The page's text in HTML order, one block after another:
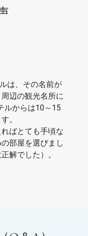
は、その名前が
辺の観光名所に
ルからは10～15
。
ばとても手頃な
部屋を選びまし
解でした）。